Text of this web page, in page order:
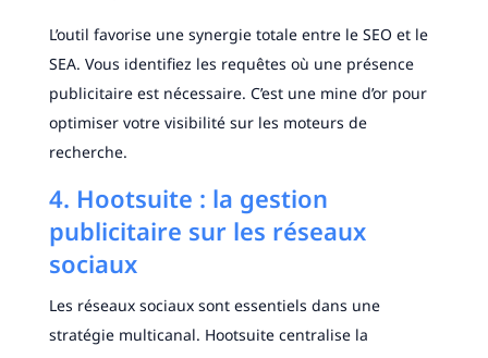
L’outil favorise une synergie totale entre le SEO et le
SEA. Vous identifiez les requêtes où une présence
publicitaire est nécessaire. C’est une mine d’or pour
optimiser votre visibilité sur les moteurs de
recherche.
4. Hootsuite : la gestion
publicitaire sur les réseaux
sociaux
Les réseaux sociaux sont essentiels dans une
stratégie multicanal. Hootsuite centralise la